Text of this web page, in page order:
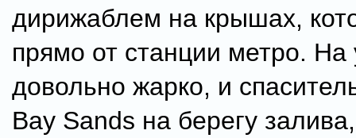
дирижаблем на крышах,
прямо от станции метро. На
довольно жарко, и
Bay Sands на берегу